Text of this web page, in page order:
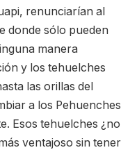
renunciarían al
donde sólo pueden
manera
y los tehuelches
las orillas del
a los Pehuenches
Esos tehuelches ¿no
ventajoso sin tener